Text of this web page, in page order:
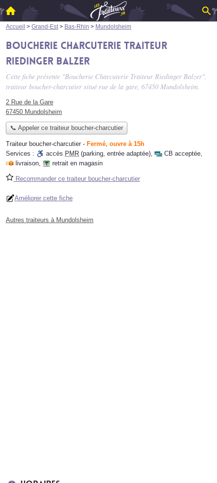
Accueil > Grand-Est > Bas-Rhin > Mundolsheim
Boucherie Charcuterie Traiteur
Riedinger Balzer
Cette fiche présente "Boucherie Charcuterie Traiteur Riedinger Balzer",
traiteur boucher-charcutier situé rue de la gare, 67450 Mundolsheim.
2 Rue de la Gare
67450 Mundolsheim
📞 Appeler ce traiteur boucher-charcutier
Traiteur boucher-charcutier - Fermé, ouvre à 15h
Services :
accès PMR (parking, entrée adaptée), CB acceptée,
livraison, retrait en magasin
Recommander ce traiteur boucher-charcutier
Améliorer cette fiche
Autres traiteurs à Mundolsheim